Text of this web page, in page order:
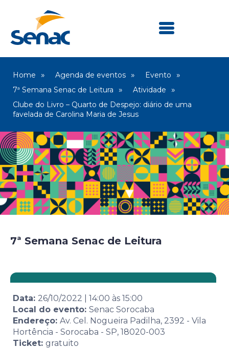
Home Agenda de eventos
Evento
7ª Semana Senac de Leitura
Atividade
Clube do Livro – Quarto de Despejo: diário de uma
favelada de Carolina Maria de Jesus
7ª Semana Senac de Leitura
Data: 26/10/2022 14:00 às 15:00
Local do evento: Senac Sorocaba
Endereço: Av. Cel. Nogueira Padilha, 2392 - Vila
Hortência - Sorocaba - SP, 18020-003
Ticket: gratuito